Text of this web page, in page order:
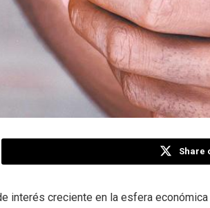
Share
interés creciente en la esfera económica